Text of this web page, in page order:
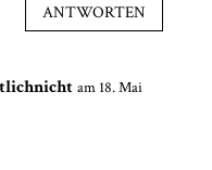
ANTWORTEN
am 18. Mai